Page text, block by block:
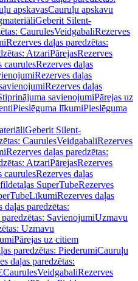
apskavasCauruļu apskavu
Geberit Silent-
CaurulesVeidgabaliRezerves
Rezerves daļas paredzētas:
AtzariPārejasRezerves
caurulesRezerves daļas
Rezerves daļas
Rezerves daļas
savienojumiPārejas uz
Pieslēguma līkumiPieslēguma
Geberit Silent-
CaurulesVeidgabaliRezerves
Rezerves daļas paredzētas:
AtzariPārejasRezerves
caurulesRezerves daļas
SuperTubeRezerves
LīkumiRezerves daļas
daļas paredzētas:
SavienojumiUzmavu
Uzmavu
Pārejas uz citiem
paredzētas: PiederumiCauruļu
daļas paredzētas:
CaurulesVeidgabaliRezerves